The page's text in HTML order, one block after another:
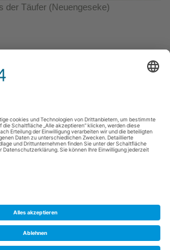
der Täufer (Neuengeseke)
|Datenschutz|Barrierefreiheit
2026 inwebco GmbH
Cookie-Einstellungen